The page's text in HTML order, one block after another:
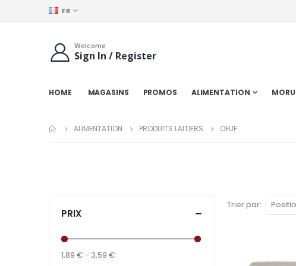
LANGUE
FR
Welcome
Sign In / Register
HOME MAGASINS PROMOS ALIMENTATION
ALIMENTATION PRODUITS LAITIERS OEUF
Trier par
PRIX
1,89 € - 3,59 €